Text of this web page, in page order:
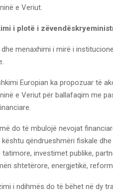
e Veriut.
i plotë i
menaxhimi i mirë i
Europian ka propozuar të
e Veriut për ballafaqim me
do të mbulojë nevojat
kështu qëndrueshmëri fiskale
tatimore, investimet publike,
shtetërore, energjetikë,
i ndihmës do të bëhet në dy